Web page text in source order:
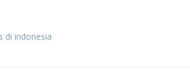
di indonesia